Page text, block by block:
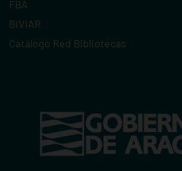
FBA
BIVIAR
Catálogo Red Bibliotecas